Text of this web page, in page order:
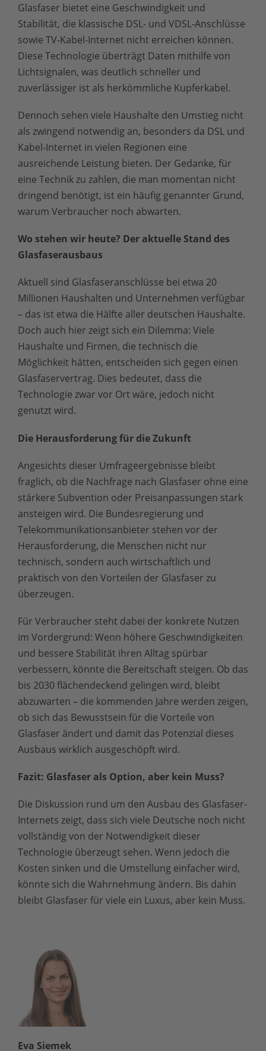
Glasfaser bietet eine Geschwindigkeit und
Stabilität, die klassische DSL- und VDSL-Anschlüsse
sowie TV-Kabel-Internet nicht erreichen können.
Diese Technologie überträgt Daten mithilfe von
Lichtsignalen, was deutlich schneller und
zuverlässiger ist als herkömmliche Kupferkabel.
Dennoch sehen viele Haushalte den Umstieg nicht
als zwingend notwendig an, besonders da DSL und
Kabel-Internet in vielen Regionen eine
ausreichende Leistung bieten. Der Gedanke, für
eine Technik zu zahlen, die man momentan nicht
dringend benötigt, ist ein häufig genannter Grund,
warum Verbraucher noch abwarten.
Wo stehen wir heute? Der aktuelle Stand des
Glasfaserausbaus
Aktuell sind Glasfaseranschlüsse bei etwa 20
Millionen Haushalten und Unternehmen verfügbar
– das ist etwa die Hälfte aller deutschen Haushalte.
Doch auch hier zeigt sich ein Dilemma: Viele
Haushalte und Firmen, die technisch die
Möglichkeit hätten, entscheiden sich gegen einen
Glasfaservertrag. Dies bedeutet, dass die
Technologie zwar vor Ort wäre, jedoch nicht
genutzt wird.
Die Herausforderung für die Zukunft
Angesichts dieser Umfrageergebnisse bleibt
fraglich, ob die Nachfrage nach Glasfaser ohne eine
stärkere Subvention oder Preisanpassungen stark
ansteigen wird. Die Bundesregierung und
Telekommunikationsanbieter stehen vor der
Herausforderung, die Menschen nicht nur
technisch, sondern auch wirtschaftlich und
praktisch von den Vorteilen der Glasfaser zu
überzeugen.
Für Verbraucher steht dabei der konkrete Nutzen
im Vordergrund: Wenn höhere Geschwindigkeiten
und bessere Stabilität ihren Alltag spürbar
verbessern, könnte die Bereitschaft steigen. Ob das
bis 2030 flächendeckend gelingen wird, bleibt
abzuwarten – die kommenden Jahre werden zeigen,
ob sich das Bewusstsein für die Vorteile von
Glasfaser ändert und damit das Potenzial dieses
Ausbaus wirklich ausgeschöpft wird.
Fazit: Glasfaser als Option, aber kein Muss?
Die Diskussion rund um den Ausbau des Glasfaser-
Internets zeigt, dass sich viele Deutsche noch nicht
vollständig von der Notwendigkeit dieser
Technologie überzeugt sehen. Wenn jedoch die
Kosten sinken und die Umstellung einfacher wird,
könnte sich die Wahrnehmung ändern. Bis dahin
bleibt Glasfaser für viele ein Luxus, aber kein Muss.
Eva Siemek